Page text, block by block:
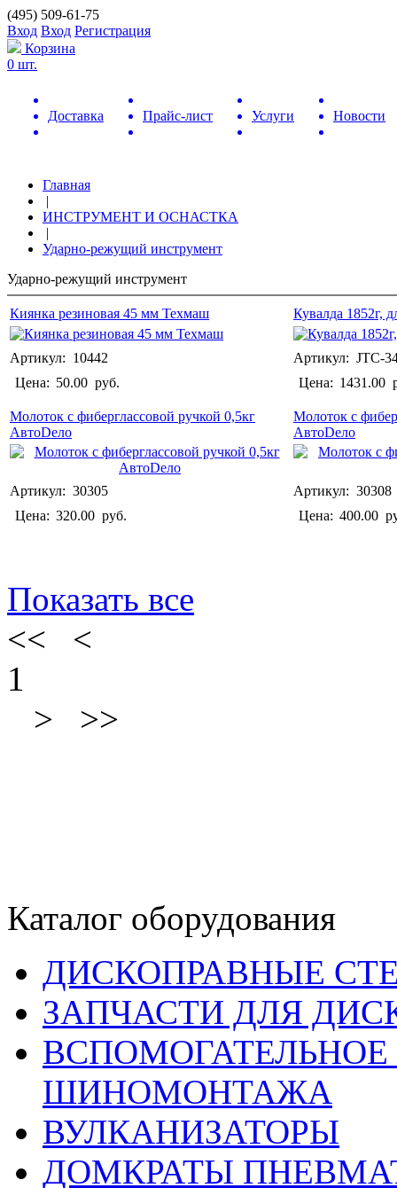
(495) 509-61-75
Вход Вход Регистрация
Корзина
0 шт.
Доставка Прайс-лист Услуги Новости
Главная
|
ИНСТРУМЕНТ И ОСНАСТКА
|
Ударно-режущий инструмент
Ударно-режущий инструмент
Киянка резиновая 45 мм Техмаш Кувалда 1852г,
Артикул: 10442
Артикул: JTC-
Цена: 50.00 руб. Цена: 1431.00
Молоток с фиберглассовой ручкой 0,5кг
АвтоDело
Молоток с
АвтоDело
Артикул: 30305
Артикул: 30308
Цена: 320.00 руб. Цена: 400.00
Показать все
<< <
1
> >>
Каталог оборудования
ДИСКОПРАВНЫЕ
ЗАПЧАСТИ ДЛЯ
ШИНОМОНТАЖА
ВУЛКАНИЗАТОРЫ
ДОМКРАТЫ